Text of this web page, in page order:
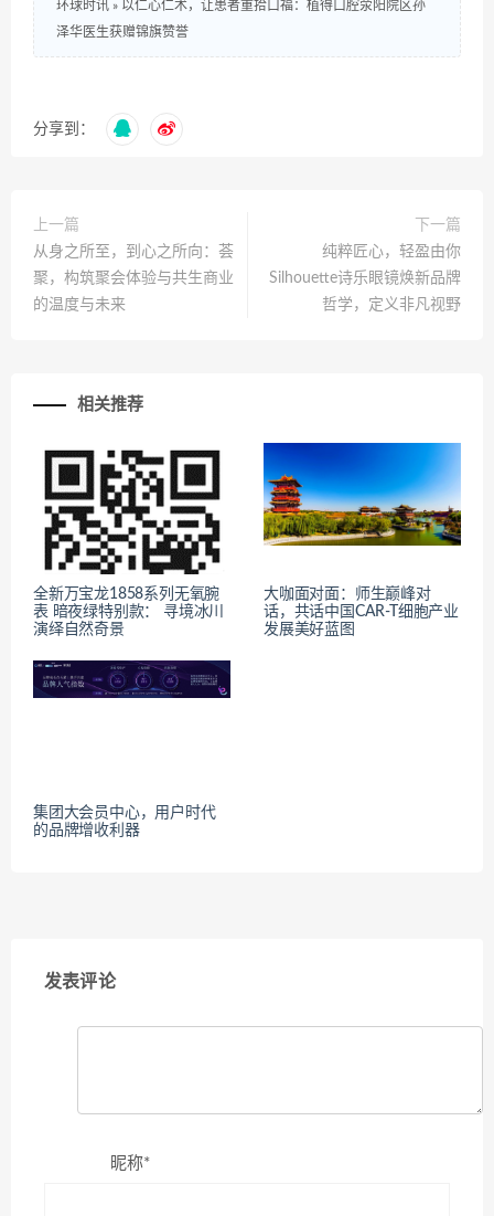
环球时讯 » 以仁心仁术，让患者重拾口福：植得口腔荥阳院区孙
泽华医生获赠锦旗赞誉
分享到：
上一篇
从身之所至，到心之所向：荟
聚，构筑聚会体验与共生商业
的温度与未来
下一篇
纯粹匠心，轻盈由你
Silhouette诗乐眼镜焕新品牌
哲学，定义非凡视野
相关推荐
全新万宝龙1858系列无氧腕
表 暗夜绿特别款： 寻境冰川
演绎自然奇景
大咖面对面：师生巅峰对
话，共话中国CAR-T细胞产业
发展美好蓝图
集团大会员中心，用户时代
的品牌增收利器
发表评论
昵称*